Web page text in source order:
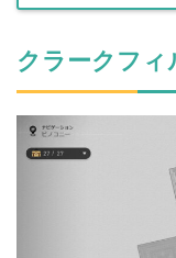
クラークフィ